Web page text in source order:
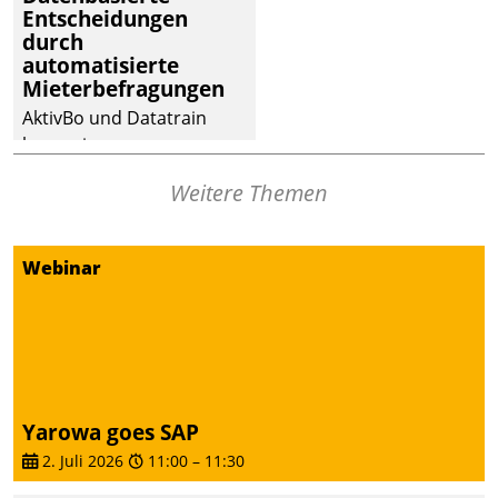
Dialogführung ermöglicht
dem externen
Serviceteam, Anrufe von
Mietenden zügiger und
effizienter zu bearbeiten.
Entscheidungen
durch
automatisierte
Mieterbefragungen
AktivBo und Datatrain
kooperieren –
profitieren: Die nahtlose
von AktivBo und
Datatrain ermöglicht
datengestützte
Entscheidungen.
Weitere Themen
Webinar
Yarowa goes SAP
2. Juli 2026 11:00 – 11:30